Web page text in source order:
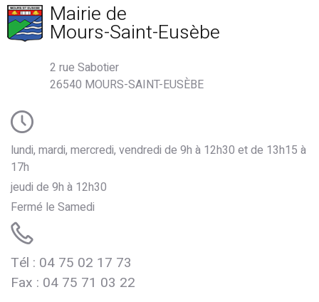
Mairie de
Mours-Saint-Eusèbe
2 rue Sabotier
26540 MOURS-SAINT-EUSÈBE
lundi, mardi, mercredi, vendredi de 9h à 12h30 et de 13h15 à
17h
jeudi de 9h à 12h30
Fermé le Samedi
Tél : 04 75 02 17 73
Fax : 04 75 71 03 22